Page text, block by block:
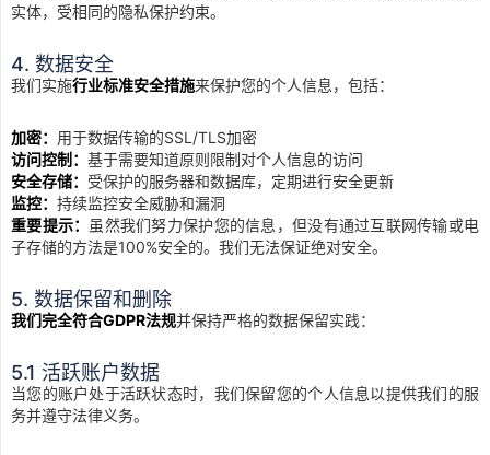
实体，受相同的隐私保护约束。
4. 数据安全
我们实施行业标准安全措施来保护您的个人信息，包括：
加密： 用于数据传输的SSL/TLS加密
访问控制： 基于需要知道原则限制对个人信息的访问
安全存储： 受保护的服务器和数据库，定期进行安全更新
监控： 持续监控安全威胁和漏洞
重要提示： 虽然我们努力保护您的信息，但没有通过互联网传输或电
子存储的方法是100%安全的。我们无法保证绝对安全。
5. 数据保留和删除
我们完全符合GDPR法规并保持严格的数据保留实践：
5.1 活跃账户数据
当您的账户处于活跃状态时，我们保留您的个人信息以提供我们的服
务并遵守法律义务。